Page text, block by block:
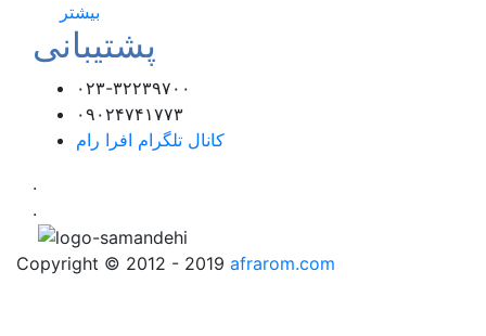
بیشتر
پشتیبانی
۰۲۳-۳۲۲۳۹۷۰۰
۰۹۰۲۴۷۴۱۷۷۳
کانال تلگرام افرا رام
.
.
Copyright © 2012 - 2019 afrarom.com